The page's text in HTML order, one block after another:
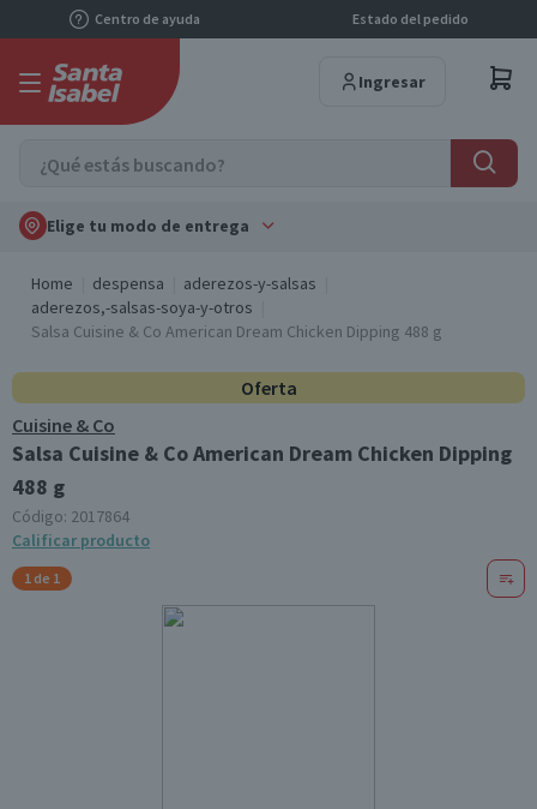
Centro de ayuda Estado del pedido
Ingresar
Elige tu modo de entrega
Home despensa
aderezos-y-salsas
aderezos,-salsas-soya-y-otros
Salsa Cuisine & Co American Dream Chicken Dipping 488 g
Oferta
Cuisine & Co
Salsa Cuisine & Co American Dream Chicken Dipping
488 g
Código: 2017864
Calificar producto
1 de 1